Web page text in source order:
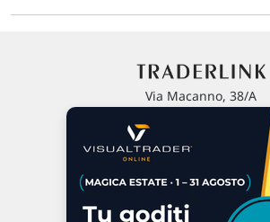
Via Macanno, 38/A
P.IVA 02 452 460 401
Chi siamo
Commenti e segnalazioni